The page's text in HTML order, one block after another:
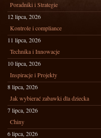
Poradniki i Strategie
12 lipca, 2026
Kontrole i compliance
11 lipca, 2026
Technika i Innowacje
10 lipca, 2026
Inspiracje i Projekty
8 lipca, 2026
Jak wybierać zabawki dla dziecka
7 lipca, 2026
Chiny
6 lipca, 2026